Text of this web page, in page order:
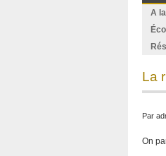
A
La
Par
On